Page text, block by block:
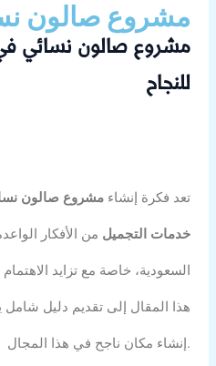
مشروع صالون
مشروع صالون نسائي
للنجاح
تعد فكرة إنشاء مشروع صالون
خدمات التجميل من الأفكار
السعودية، خاصة مع تزايد
هذا المقال إلى تقديم دليل
إنشاء مكان ناجح في هذا المجال.